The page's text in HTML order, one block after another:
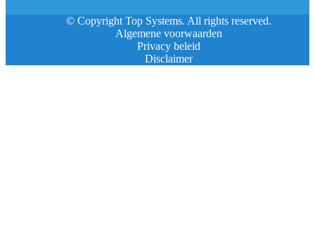
© Copyright Top Systems. All rights reserved.
Algemene voorwaarden
Privacy beleid
Disclaimer